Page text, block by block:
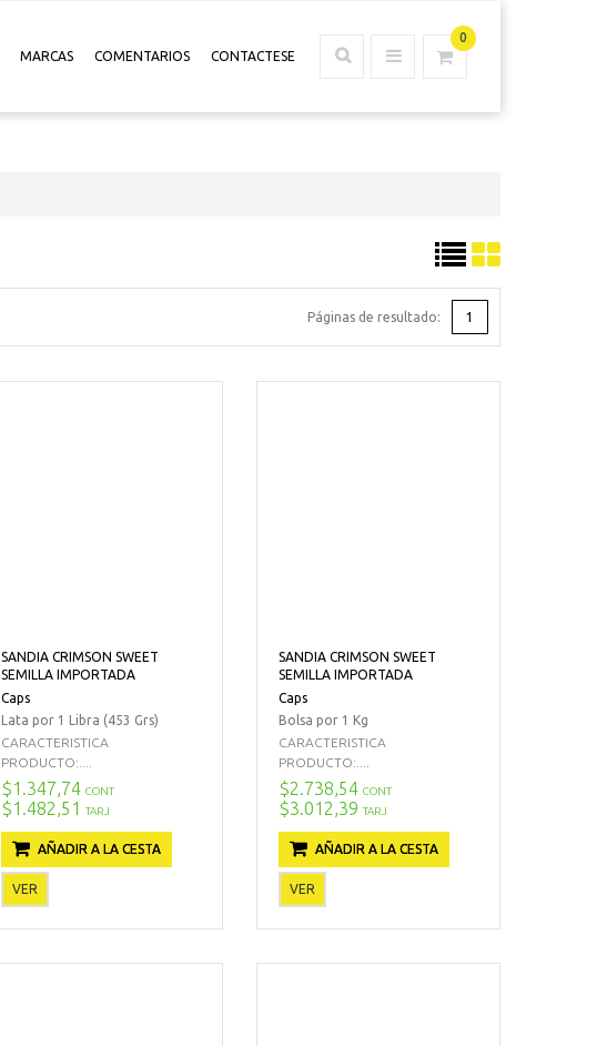
MARCAS COMENTARIOS CONTACTESE
0
1
Páginas de resultado:
SANDIA CRIMSON SWEET
SEMILLA IMPORTADA
Caps
Lata por 1 Libra (453 Grs)
CARACTERISTICA
PRODUCTO:....
$1.347,74 CONT
$1.482,51 TARJ
AÑADIR A LA CESTA
VER
SANDIA CRIMSON SWEET
SEMILLA IMPORTADA
Caps
Bolsa por 1 Kg
CARACTERISTICA
PRODUCTO:....
$2.738,54 CONT
$3.012,39 TARJ
AÑADIR A LA CESTA
VER